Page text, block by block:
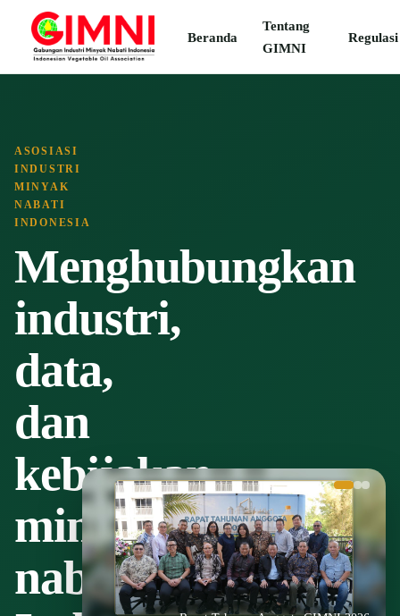
Beranda
Tentang
GIMNI
Regulasi
ASOSIASI
INDUSTRI
MINYAK
NABATI
INDONESIA
Menghubungkan
industri,
data,
dan
kebijakan
minyak
nabati